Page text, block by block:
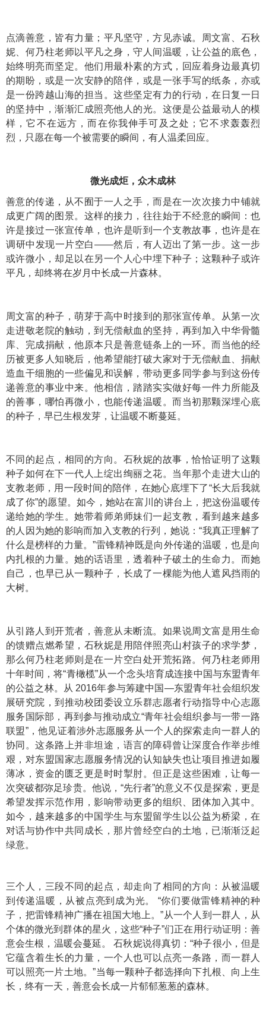
点滴善意，皆有力量；平凡坚守，方见赤诚。周文富、石秋
妮、何乃柱老师以平凡之身，守人间温暖，让公益的底色，
始终明亮而坚定。他们用最朴素的方式，回应着身边最真切
的期盼，或是一次安静的陪伴，或是一张手写的纸条，亦或
是一份跨越山海的担当。这些坚定有力的行动，在日复一日
的坚持中，渐渐汇成照亮他人的光。这便是公益最动人的模
样，它不在远方，而在你我伸手可及之处；它不求轰轰烈
烈，只愿在每一个被需要的瞬间，有人温柔回应。
微光成炬，众木成林
善意的传递，从不囿于一人之手，而是在一次次接力中铺就
成更广阔的图景。这样的接力，往往始于不经意的瞬间：也
许是接过一张宣传单，也许是听到一个支教故事，也许是在
调研中发现一片空白——然后，有人迈出了第一步。这一步
或许微小，却足以在另一个人心中埋下种子；这颗种子或许
平凡，却终将在岁月中长成一片森林。
周文富的种子，萌芽于高中时接到的那张宣传单。从第一次
走进敬老院的触动，到无偿献血的坚持，再到加入中华骨髓
库、完成捐献，他原本只是善意链条上的一环。而当他的经
历被更多人知晓后，他希望能打破大家对于无偿献血、捐献
造血干细胞的一些偏见和误解，带动更多同学参与到这份传
递善意的事业中来。他相信，踏踏实实做好每一件力所能及
的善事，哪怕再微小，也能传递温暖。而当初那颗深埋心底
的种子，早已生根发芽，让温暖不断蔓延。
不同的起点，相同的方向。石秋妮的故事，恰恰证明了这颗
种子如何在下一代人上绽出绚丽之花。当年那个走进大山的
支教老师，用一段时间的陪伴，在她心底埋下了“长大后我就
成了你”的愿望。如今，她站在富川的讲台上，把这份温暖传
递给她的学生。她带着师弟师妹们一起支教，看到越来越多
的人因为她的影响而加入支教的行列，她说：“我真正理解了
什么是榜样的力量。”雷锋精神既是向外传递的温暖，也是向
内扎根的力量。她的话语里，透着种子破土的生命力。而她
自己，也早已从一颗种子，长成了一棵能为他人遮风挡雨的
大树。
从引路人到开荒者，善意从未断流。如果说周文富是用生命
的馈赠点燃希望，石秋妮是用陪伴照亮山村孩子的求学梦，
那么何乃柱老师则是在一片空白处开荒拓路。何乃柱老师用
十年时间，将“青橄榄”从一个念头培育成连接中国与东盟青年
的公益之林。从 2016年参与筹建中国—东盟青年社会组织发
展研究院，到推动校团委设立乐群志愿者行动指导中心志愿
服务国际部，再到参与推动成立“青年社会组织参与一带一路
联盟”，他见证着涉外志愿服务从一个人的探索走向一群人的
协同。这条路上并非坦途，语言的障碍曾让深度合作举步维
艰，对东盟国家志愿服务情况的认知缺失也让项目推进如履
薄冰，资金的匮乏更是时时掣肘。但正是这些困难，让每一
次突破都弥足珍贵。他说，“先行者”的意义不仅是探索，更是
希望发挥示范作用，影响带动更多的组织、团体加入其中。
如今，越来越多的中国学生与东盟留学生以公益为桥梁，在
对话与协作中共同成长，那片曾经空白的土地，已渐渐泛起
绿意。
三个人，三段不同的起点，却走向了相同的方向：从被温暖
到传递温暖，从被点亮到成为光。 “你们要做雷锋精神的种
子，把雷锋精神广播在祖国大地上。”从一个人到一群人，从
个体的微光到群体的星火，这些“种子”们正在用行动证明：善
意会生根，温暖会蔓延。 石秋妮说得真切：“种子很小，但是
它蕴含着生长的力量，一个人也可以点亮一条路，而一群人
可以照亮一片土地。”当每一颗种子都选择向下扎根、向上生
长，终有一天，善意会长成一片郁郁葱葱的森林。